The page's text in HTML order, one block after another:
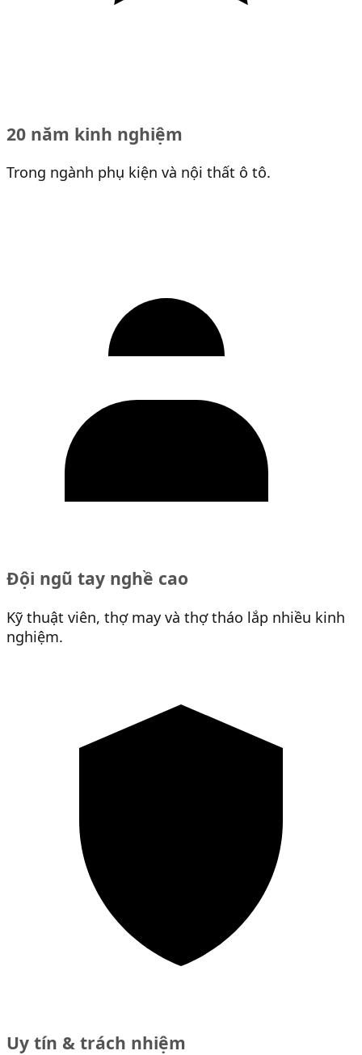
20 năm kinh nghiệm
Trong ngành phụ kiện và nội thất ô tô.
Đội ngũ tay nghề cao
Kỹ thuật viên, thợ may và thợ tháo lắp nhiều kinh
nghiệm.
Uy tín & trách nhiệm